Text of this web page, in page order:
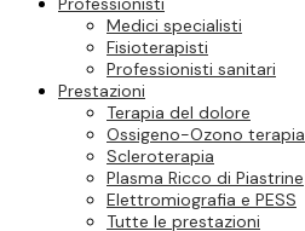
Medici specialisti
Fisioterapisti
Professionisti sanitari
Prestazioni
Terapia del dolore
Ossigeno-Ozono terapia
Scleroterapia
Plasma Ricco di Piastrine
Elettromiografia e PESS
Tutte le prestazioni